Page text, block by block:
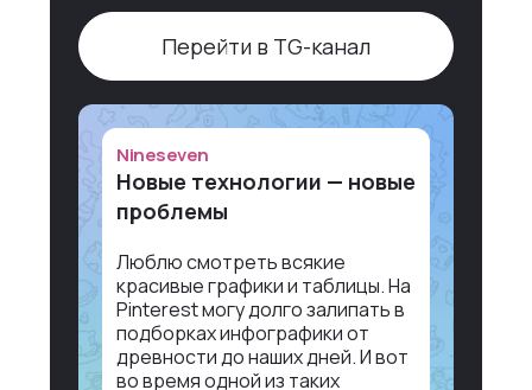
Перейти в TG-канал
Nineseven
Новые технологии — новые
проблемы
Люблю смотреть всякие
красивые графики и таблицы. На
Pinterest могу долго залипать в
подборках инфографики от
древности до наших дней. И вот
во время одной из таких